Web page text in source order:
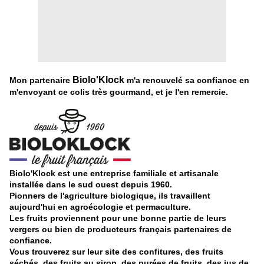
Mon partenaire Biolo'Klock m'a renouvelé sa confiance en
m'envoyant ce colis très gourmand, et je l'en remercie.
Biolo'Klock est une entreprise familiale et artisanale
installée dans le sud ouest depuis 1960.
Pionners de l'agriculture biologique, ils travaillent
aujourd'hui en agroécologie et permaculture.
Les fruits proviennent pour une bonne partie de leurs
vergers ou bien de producteurs français partenaires de
confiance.
Vous trouverez sur leur site des confitures, des fruits